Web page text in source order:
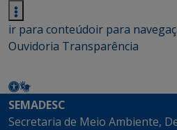
ir para conteúdoir para
Ouvidoria Transparência
SEMADESC
Secretaria de Meio Ambiente,